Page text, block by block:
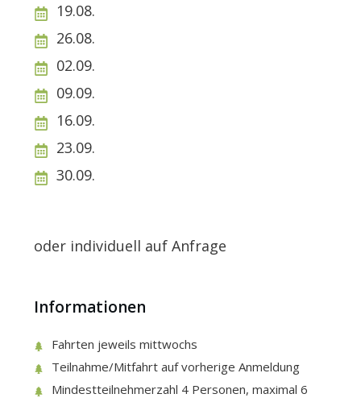
19.08.
26.08.
02.09.
09.09.
16.09.
23.09.
30.09.
oder individuell auf Anfrage
Informationen
Fahrten jeweils mittwochs
Teilnahme/Mitfahrt auf vorherige Anmeldung
Mindestteilnehmerzahl 4 Personen, maximal 6